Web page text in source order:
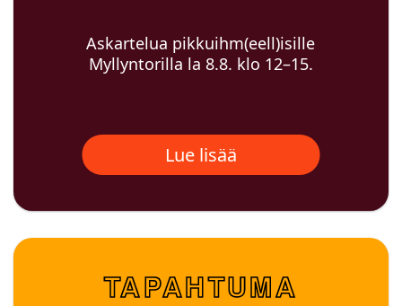
Askartelua pikkuihm(eell)isille
Myllyntorilla la 8.8. klo 12–15.
Lue lisää
TAPAHTUMA